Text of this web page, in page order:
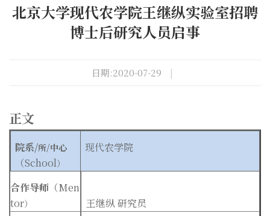
北京大学现代农学院王继纵实验室招聘
博士后研究人员启事
日期:2020-07-29 |
正文
院系/所/中心
（School）
现代农学院
合作导师 （Men
tor）
王继纵 研究员